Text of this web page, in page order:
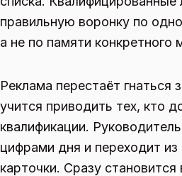
правильную воронку по
а не по памяти конкретного
Реклама перестаёт гнаться
учится приводить тех, кто
квалификации.
цифрами дня и переходит
карточки. Сразу